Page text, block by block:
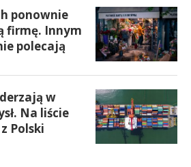
ponownie
firmę. Innym
polecają
w
Na liście
Polski